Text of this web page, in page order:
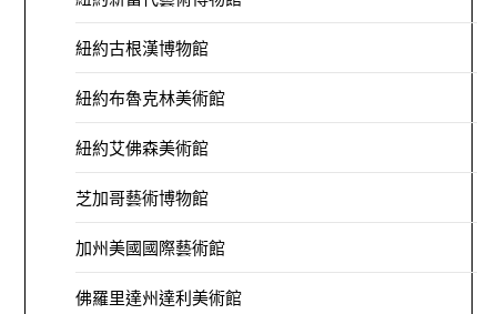
紐約古根漢博物館
紐約布魯克林美術館
紐約艾佛森美術館
芝加哥藝術博物館
加州美國國際藝術館
佛羅里達州達利美術館